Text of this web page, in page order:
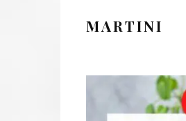
MARTINI